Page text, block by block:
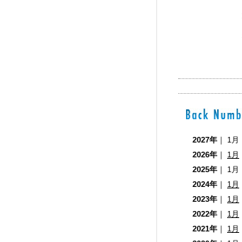
2027年 ｜ 1
2026年 ｜ 1月
2025年 ｜ 1月
2024年 ｜ 1月
2023年 ｜ 1月
2022年 ｜ 1月
2021年 ｜ 1月